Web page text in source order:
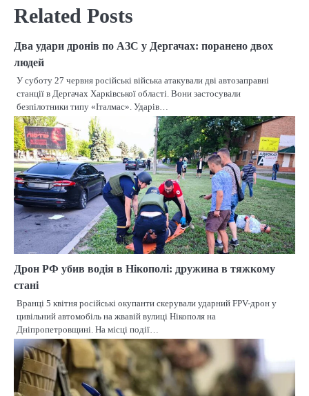
Related Posts
Два удари дронів по АЗС у Дергачах: поранено двох
людей
У суботу 27 червня російські війська атакували дві автозаправні
станції в Дергачах Харківської області. Вони застосували
безпілотники типу «Італмас». Ударів…
Дрон РФ убив водія в Нікополі: дружина в тяжкому
стані
Вранці 5 квітня російські окупанти скерували ударний FPV-дрон у
цивільний автомобіль на жвавій вулиці Нікополя на
Дніпропетровщині. На місці події…